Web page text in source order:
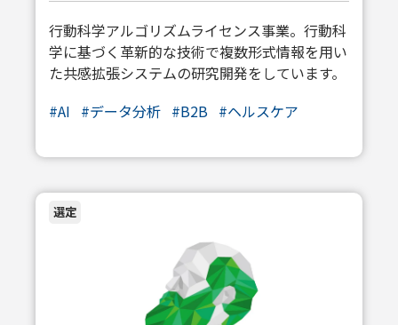
行動科学アルゴリズムライセンス事業。行動科
学に基づく革新的な技術で複数形式情報を用い
た共感拡張システムの研究開発をしています。
#AI #データ分析 #B2B #ヘルスケア
選定